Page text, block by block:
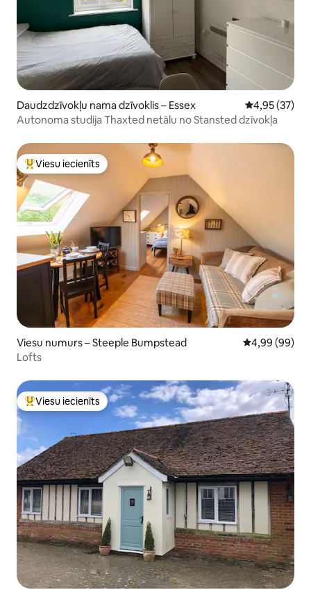
Daudzdzīvokļu nama dzīvoklis – Essex Vidējais
4,95 (37)
Autonoma studija Thaxted netālu no Stansted dzīvokļa
Populārs viesu iecienīts mājoklis
Viesu iecienīts
Viesu numurs – Steeple Bumpstead Vidējais
4,99 (99)
Lofts
Populārs viesu iecienīts mājoklis
Viesu iecienīts